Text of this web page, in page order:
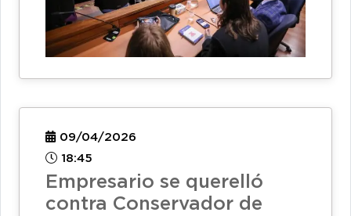
09/04/2026
18:45
Empresario se querelló
contra Conservador de